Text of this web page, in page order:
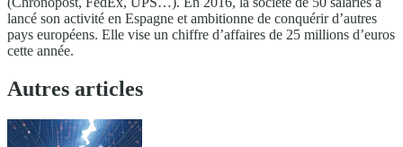
lancé son activité en Espagne et ambitionne de conquérir d’autres
pays européens. Elle vise un chiffre d’affaires de 25 millions d’euros
cette année.
Autres articles